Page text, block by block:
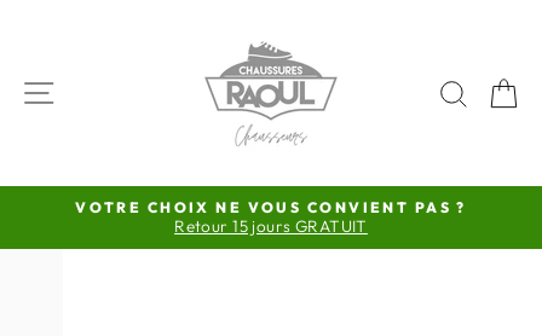
NAVIGATION
Diaporama
Pause
VOTRE CHOIX NE VOUS CONVIENT PAS ?
Retour 15 jours GRATUIT